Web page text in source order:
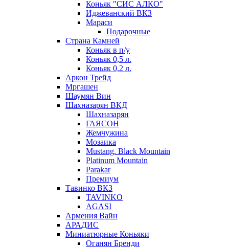
Коньяк "СИС АЛКО"
Иджеванский ВКЗ
Мараси
Подарочные
Страна Камней
Коньяк в п/у
Коньяк 0,5 л.
Коньяк 0,2 л.
Аркон Трейд
Мргашен
Шаумян Вин
Шахназарян ВКД
Шахназарян
ГАЯСОН
Жемчужина
Мозаика
Mustang. Black Mountain
Platinum Mountain
Parakar
Премиум
Тавинко ВКЗ
TAVINKO
AGASI
Армения Вайн
АРАДИС
Миниатюрные Коньяки
Оганян Бренди